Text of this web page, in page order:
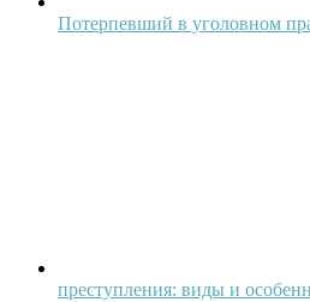
Потерпевший в уголовном
преступления: виды и